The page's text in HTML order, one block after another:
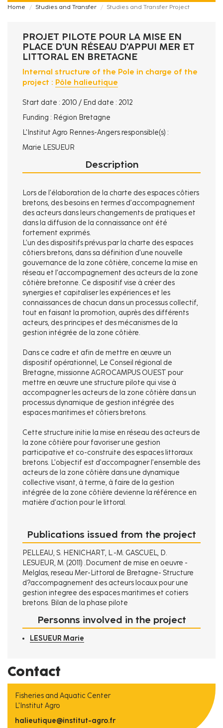
Home Studies and Transfer Studies and Transfer Project
PROJET PILOTE POUR LA MISE EN
PLACE D'UN RÉSEAU D'APPUI MER ET
LITTORAL EN BRETAGNE
Internal structure of the Pole in charge of the
project : Pôle halieutique
Start date : 2010 / End date : 2012
Funding : Région Bretagne
L'Institut Agro Rennes-Angers responsible(s) :
Marie LESUEUR
Description
Lors de l’élaboration de la charte des espaces côtiers
bretons, des besoins en termes d’accompagnement
des acteurs dans leurs changements de pratiques et
dans la diffusion de la connaissance ont été
fortement exprimés.
L’un des dispositifs prévus par la charte des espaces
côtiers bretons, dans sa définition d’une nouvelle
gouvernance de la zone côtière, concerne la mise en
réseau et l’accompagnement des acteurs de la zone
côtière bretonne. Ce dispositif vise à créer des
synergies et capitaliser les expériences et les
connaissances de chacun dans un processus collectif,
tout en faisant la promotion, auprès des différents
acteurs, des principes et des mécanismes de la
gestion intégrée de la zone côtière.
Dans ce cadre et afin de mettre en œuvre un
dispositif opérationnel, Le Conseil régional de
Bretagne, missionne AGROCAMPUS OUEST pour
mettre en œuvre une structure pilote qui vise à
accompagner les acteurs de la zone côtière dans un
processus dynamique de gestion intégrée des
espaces maritimes et côtiers bretons.
Cette structure initie la mise en réseau des acteurs de
la zone côtière pour favoriser une gestion
participative et co-construite des espaces littoraux
bretons. L’objectif est d’accompagner l’ensemble des
acteurs de la zone côtière dans une dynamique
collective visant, à terme, à faire de la gestion
intégrée de la zone côtière devienne la référence en
matière d’action pour le littoral.
Publications issued from the project
PELLEAU, S. HENICHART, L.-M. GASCUEL, D.
LESUEUR, M. (2011) .Document de mise en oeuvre -
Melglas, reseau Mer-Littoral de Bretagne- Structure
d?accompagnement des acteurs locaux pour une
gestion integree des espaces maritimes et cotiers
bretons. Bilan de la phase pilote
Personns involved in the project
LESUEUR Marie
Contact
Fisheries and Aquatic Center
L'Institut Agro
halieutique@institut-agro.fr